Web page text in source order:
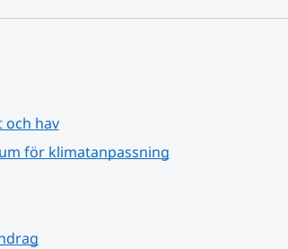
och hav
för klimatanpassning